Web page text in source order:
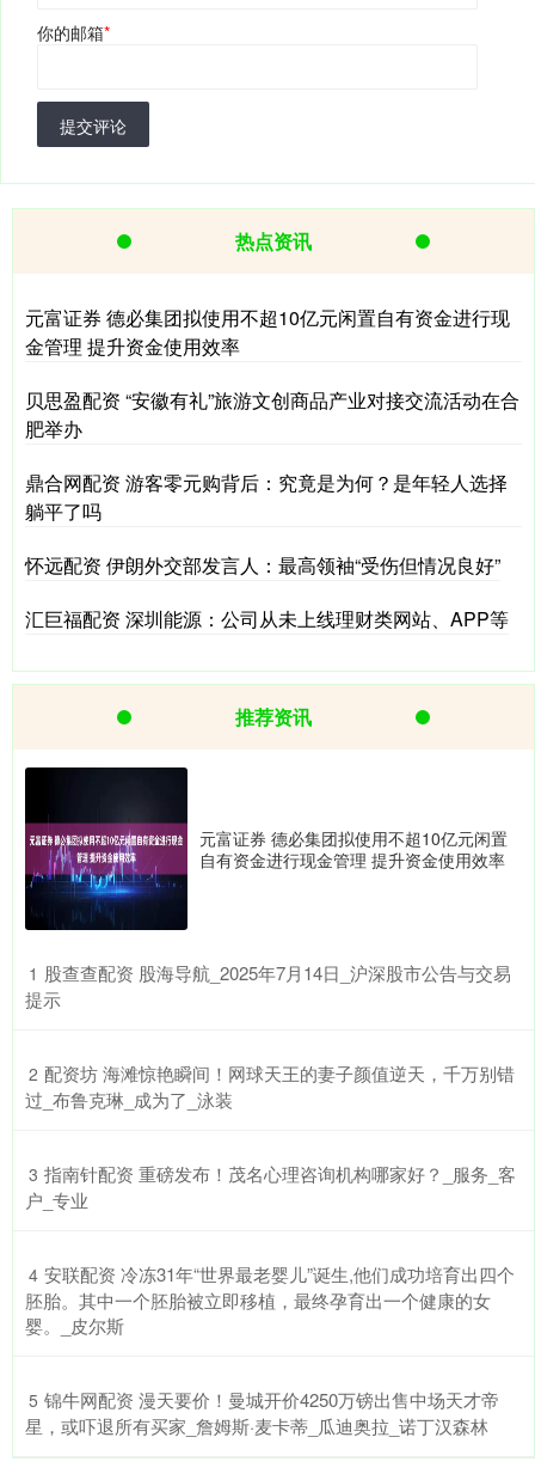
你的邮箱*
提交评论
热点资讯
元富证券 德必集团拟使用不超10亿元闲置自有资金进行现
金管理 提升资金使用效率
贝思盈配资 “安徽有礼”旅游文创商品产业对接交流活动在合
肥举办
鼎合网配资 游客零元购背后：究竟是为何？是年轻人选择
躺平了吗
怀远配资 伊朗外交部发言人：最高领袖“受伤但情况良好”
汇巨福配资 深圳能源：公司从未上线理财类网站、APP等
推荐资讯
元富证券 德必集团拟使用不超10亿元闲置
自有资金进行现金管理 提升资金使用效率
1 ​股查查配资 股海导航_2025年7月14日_沪深股市公告与交易
提示
2 ​配资坊 海滩惊艳瞬间！网球天王的妻子颜值逆天，千万别错
过_布鲁克琳_成为了_泳装
3 ​指南针配资 重磅发布！茂名心理咨询机构哪家好？_服务_客
户_专业
4 ​安联配资 冷冻31年“世界最老婴儿”诞生,他们成功培育出四个
胚胎。其中一个胚胎被立即移植，最终孕育出一个健康的女
婴。_皮尔斯
5 ​锦牛网配资 漫天要价！曼城开价4250万镑出售中场天才帝
星，或吓退所有买家_詹姆斯·麦卡蒂_瓜迪奥拉_诺丁汉森林